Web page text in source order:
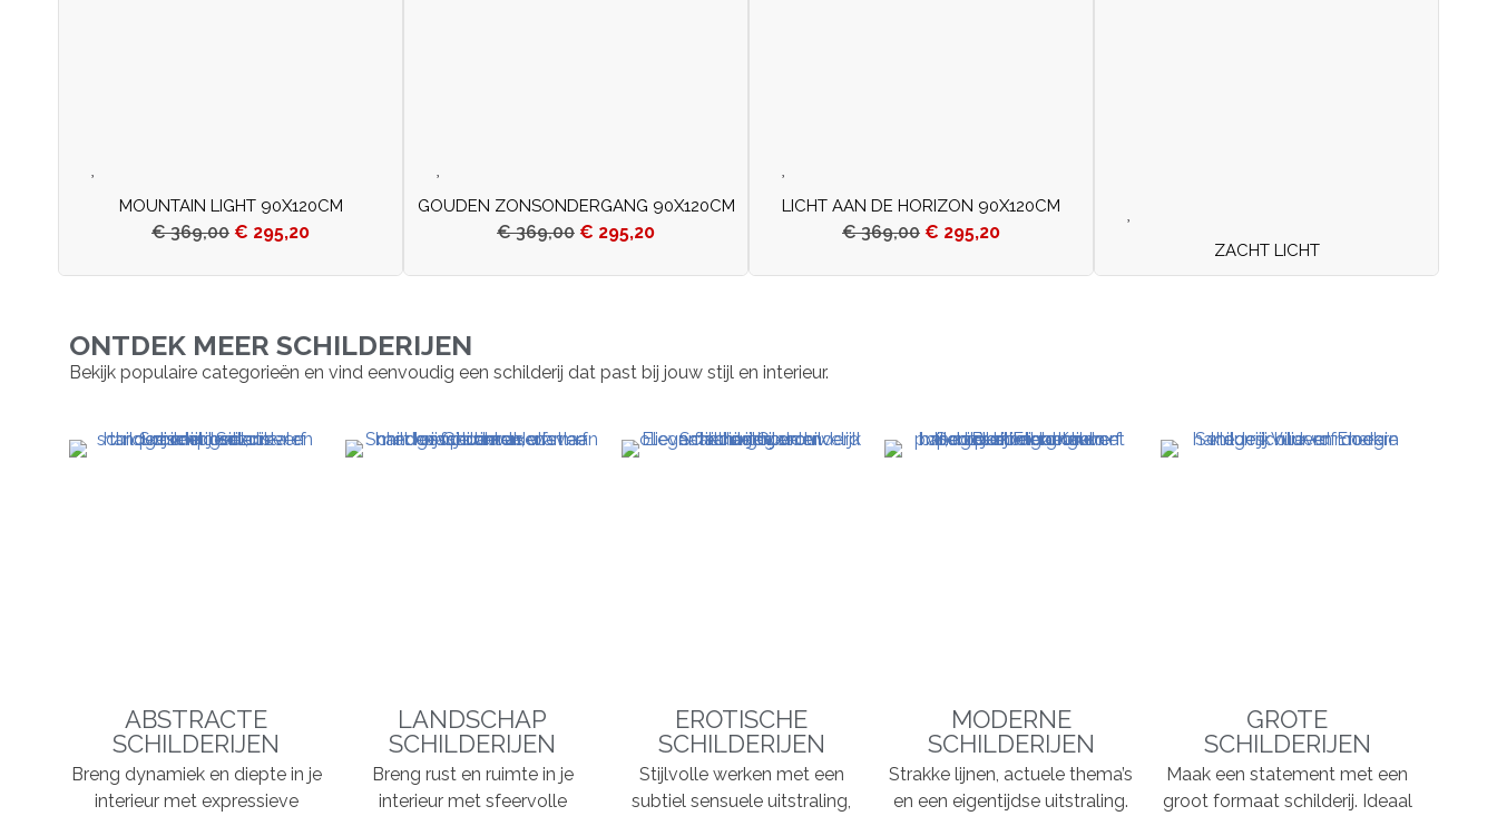
MOUNTAIN LIGHT 90X120CM
€369,00 € 295,20
GOUDEN ZONSONDERGANG 90X120CM
€369,00 € 295,20
LICHT AAN DE HORIZON 90X120CM
€369,00 € 295,20
ZACHT LICHT
ONTDEK MEER SCHILDERIJEN
Bekijk populaire categorieën en vind eenvoudig een schilderij dat past bij jouw stijl en interieur.
ABSTRACTE
SCHILDERIJEN
Breng dynamiek en diepte in je
interieur met expressieve
LANDSCHAP
SCHILDERIJEN
Breng rust en ruimte in je
interieur met sfeervolle
EROTISCHE
SCHILDERIJEN
Stijlvolle werken met een
subtiel sensuele uitstraling,
MODERNE
SCHILDERIJEN
Strakke lijnen, actuele thema’s
en een eigentijdse uitstraling.
GROTE
SCHILDERIJEN
Maak een statement met een
groot formaat schilderij. Ideaal